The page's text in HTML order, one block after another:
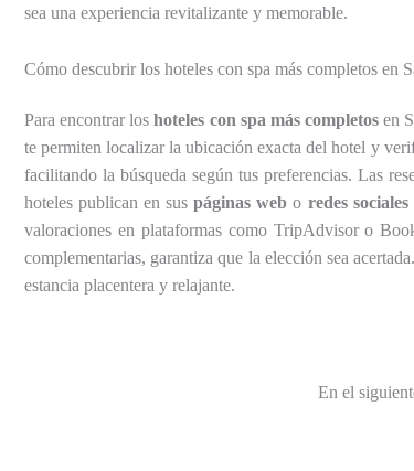
sea una experiencia revitalizante y memorable.
Cómo descubrir los hoteles con spa más completos en
Para encontrar loshoteles con spa más completosen
te permiten localizar la ubicación exacta del hotel y
facilitando la búsqueda según tus preferencias. Las
hoteles publican en suspáginas web o redes sociales
valoraciones en plataformas como TripAdvisor o
complementarias, garantiza que la elección sea
estancia placentera y relajante.
En el